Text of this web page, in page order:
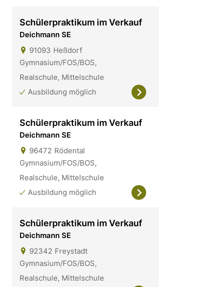
Schülerpraktikum im Verkauf
Deichmann SE
91093 Heßdorf
Gymnasium/FOS/BOS,
Realschule, Mittelschule
Ausbildung möglich
Schülerpraktikum im Verkauf
Deichmann SE
96472 Rödental
Gymnasium/FOS/BOS,
Realschule, Mittelschule
Ausbildung möglich
Schülerpraktikum im Verkauf
Deichmann SE
92342 Freystadt
Gymnasium/FOS/BOS,
Realschule, Mittelschule